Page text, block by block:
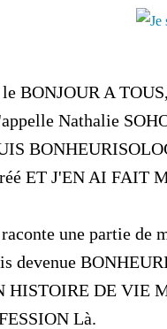
BONJOUR A
Nathalie
ET J'EN AI FAIT
une partie de
devenue
HISTOIRE DE VIE
Là.